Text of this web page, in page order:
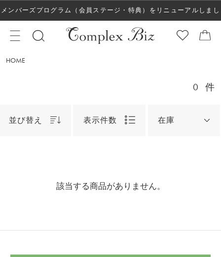
メンバーズプログラム（会員ステージ・特典）をリニューアルしまし
た！
HOME
0 件
並び替え 表示件数 在庫
該当する商品がありません。